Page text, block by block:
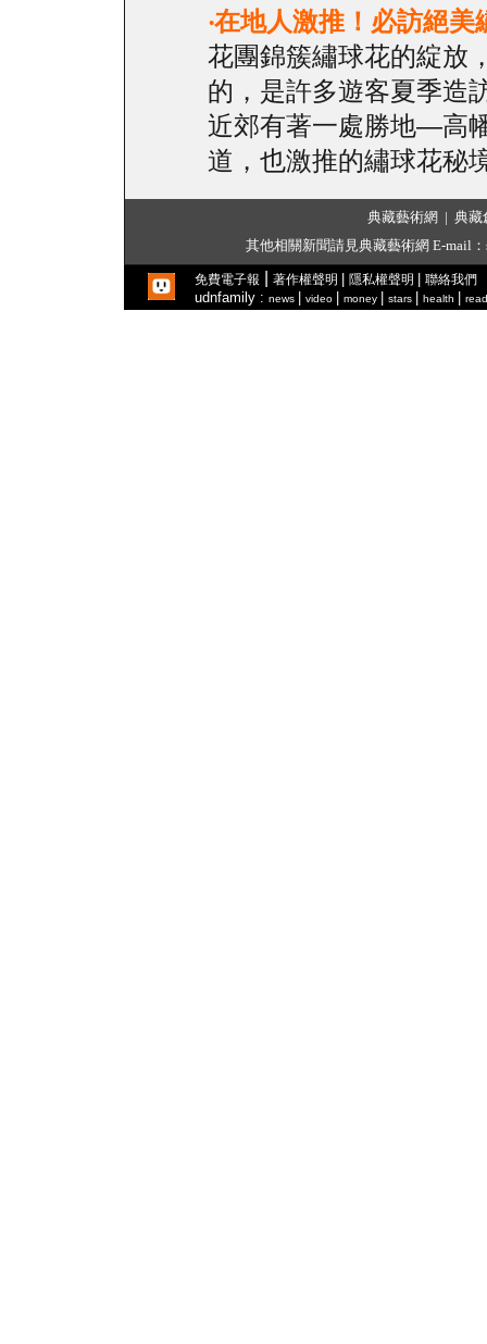
‧在地人激推！必訪絕美
花團錦簇繡球花的綻放
的，是許多遊客夏季造
近郊有著一處勝地—高
道，也激推的繡球花秘
典藏藝術網 | 典藏
其他相關新聞請見典藏藝術網 E-mail
免費電子報 著作權聲明 隱私權聲明 聯絡我們
udnfamily : news video money stars health